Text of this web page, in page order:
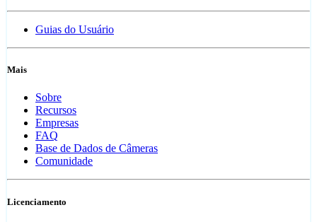
Guias do Usuário
Mais
Sobre
Recursos
Empresas
FAQ
Base de Dados de Câmeras
Comunidade
Licenciamento